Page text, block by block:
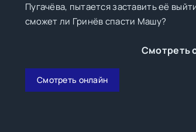
Пугачёва, пытается заставить её
сможет ли Гринёв спасти Машу?
Смотреть
Смотреть онлайн